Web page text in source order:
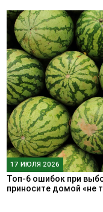
17 ИЮЛЯ 2026
Топ-6 ошибок при
приносите домой «не